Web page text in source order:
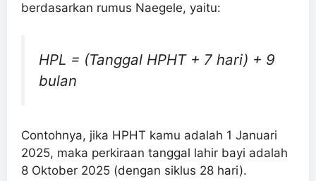
berdasarkan rumus Naegele, yaitu:
HPL = (Tanggal HPHT + 7 hari) + 9
bulan
Contohnya, jika HPHT kamu adalah 1 Januari
2025, maka perkiraan tanggal lahir bayi adalah
8 Oktober 2025 (dengan siklus 28 hari).